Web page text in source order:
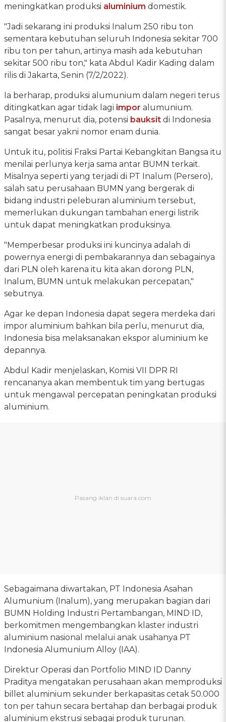
meningkatkan produksi aluminium domestik.
"Jadi sekarang ini produksi Inalum 250 ribu ton
sementara kebutuhan seluruh Indonesia sekitar 700
ribu ton per tahun, artinya masih ada kebutuhan
sekitar 500 ribu ton," kata Abdul Kadir Kading dalam
rilis di Jakarta, Senin (7/2/2022).
Ia berharap, produksi alumunium dalam negeri terus
ditingkatkan agar tidak lagi impor alumunium.
Pasalnya, menurut dia, potensi bauksit di Indonesia
sangat besar yakni nomor enam dunia.
Untuk itu, politisi Fraksi Partai Kebangkitan Bangsa itu
menilai perlunya kerja sama antar BUMN terkait.
Misalnya seperti yang terjadi di PT Inalum (Persero),
salah satu perusahaan BUMN yang bergerak di
bidang industri peleburan aluminium tersebut,
memerlukan dukungan tambahan energi listrik
untuk dapat meningkatkan produksinya.
"Memperbesar produksi ini kuncinya adalah di
powernya energi di pembakarannya dan sebagainya
dari PLN oleh karena itu kita akan dorong PLN,
Inalum, BUMN untuk melakukan percepatan,"
sebutnya.
Agar ke depan Indonesia dapat segera merdeka dari
impor aluminium bahkan bila perlu, menurut dia,
Indonesia bisa melaksanakan ekspor aluminium ke
depannya.
Abdul Kadir menjelaskan, Komisi VII DPR RI
rencananya akan membentuk tim yang bertugas
untuk mengawal percepatan peningkatan produksi
aluminium.
Sebagaimana diwartakan, PT Indonesia Asahan
Alumunium (Inalum), yang merupakan bagian dari
BUMN Holding Industri Pertambangan, MIND ID,
berkomitmen mengembangkan klaster industri
aluminium nasional melalui anak usahanya PT
Indonesia Alumunium Alloy (IAA).
Direktur Operasi dan Portfolio MIND ID Danny
Praditya mengatakan perusahaan akan memproduksi
billet aluminium sekunder berkapasitas cetak 50.000
ton per tahun secara bertahap dan berbagai produk
aluminium ekstrusi sebagai produk turunan.